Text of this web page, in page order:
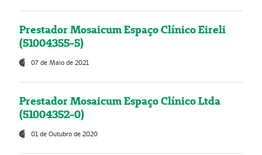
Prestador Mosaicum Espaço Clínico Eireli
(51004355-5)
07 de Maio de 2021
Prestador Mosaicum Espaço Clínico Ltda
(51004352-0)
01 de Outubro de 2020